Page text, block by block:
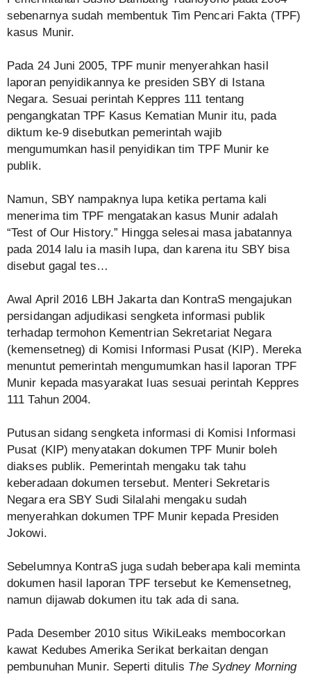
sebenarnya sudah membentuk Tim Pencari Fakta (TPF)
kasus Munir.
Pada 24 Juni 2005, TPF munir menyerahkan hasil
laporan penyidikannya ke presiden SBY di Istana
Negara. Sesuai perintah Keppres 111 tentang
pengangkatan TPF Kasus Kematian Munir itu, pada
diktum ke-9 disebutkan pemerintah wajib
mengumumkan hasil penyidikan tim TPF Munir ke
publik.
Namun, SBY nampaknya lupa ketika pertama kali
menerima tim TPF mengatakan kasus Munir adalah
“Test of Our History.” Hingga selesai masa jabatannya
pada 2014 lalu ia masih lupa, dan karena itu SBY bisa
disebut gagal tes…
Awal April 2016 LBH Jakarta dan KontraS mengajukan
persidangan adjudikasi sengketa informasi publik
terhadap termohon Kementrian Sekretariat Negara
(kemensetneg) di Komisi Informasi Pusat (KIP). Mereka
menuntut pemerintah mengumumkan hasil laporan TPF
Munir kepada masyarakat luas sesuai perintah Keppres
111 Tahun 2004.
Putusan sidang sengketa informasi di Komisi Informasi
Pusat (KIP) menyatakan dokumen TPF Munir boleh
diakses publik. Pemerintah mengaku tak tahu
keberadaan dokumen tersebut. Menteri Sekretaris
Negara era SBY Sudi Silalahi mengaku sudah
menyerahkan dokumen TPF Munir kepada Presiden
Jokowi.
Sebelumnya KontraS juga sudah beberapa kali meminta
dokumen hasil laporan TPF tersebut ke Kemensetneg,
namun dijawab dokumen itu tak ada di sana.
Pada Desember 2010 situs WikiLeaks membocorkan
kawat Kedubes Amerika Serikat berkaitan dengan
pembunuhan Munir. Seperti ditulis The Sydney Morning